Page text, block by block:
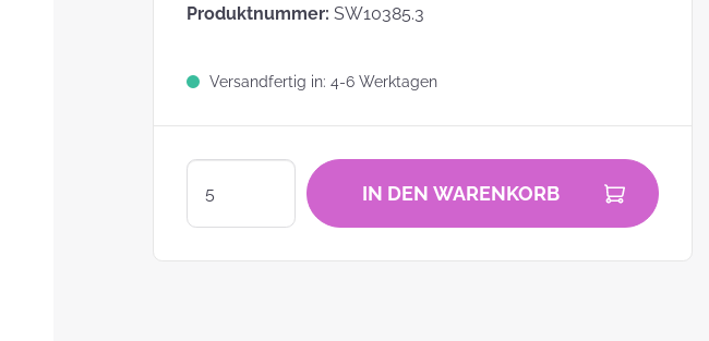
Leckere Werbegeschenke zu
KEKSTeig zum
Produktnummer: SW10385.3
Versandfertig in: 4-6 Werktagen
IN DEN WARENKORB